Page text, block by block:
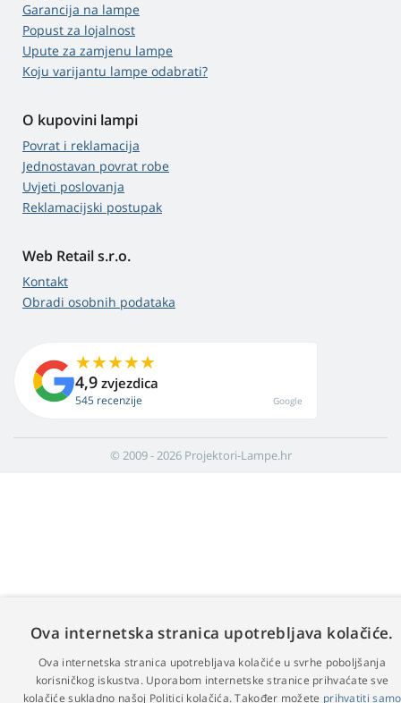
Garancija na lampe
Popust za lojalnost
Upute za zamjenu lampe
Koju varijantu lampe odabrati?
O kupovini lampi
Povrat i reklamacija
Jednostavan povrat robe
Uvjeti poslovanja
Reklamacijski postupak
Web Retail s.r.o.
Kontakt
Obradi osobnih podataka
4,9 zvjezdica
545 recenzije Google
© 2009 - 2026 Projektori-Lampe.hr
Ova internetska stranica upotrebljava kolačiće.
Ova internetska stranica upotrebljava kolačiće u svrhe poboljšanja
korisničkog iskustva. Uporabom internetske stranice prihvaćate sve
kolačiće sukladno našoj Politici kolačića. Također možete prihvatiti samo